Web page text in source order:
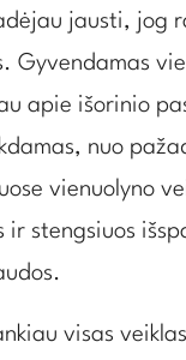
jausti, jog
Gyvendamas
apie išorinio
nuo
vienuolyno
ir stengsiuos
visas